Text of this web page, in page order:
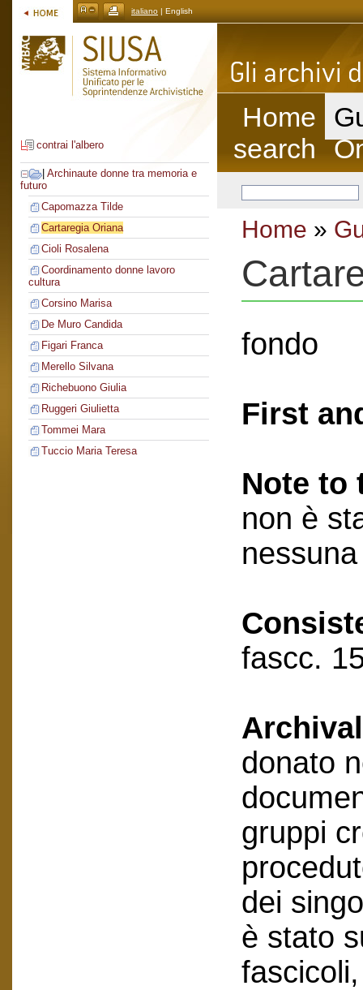
italiano | English
contrai l'albero
Archinaute donne tra memoria e
futuro
Capomazza Tilde
Cartaregia Oriana
Cioli Rosalena
Coordinamento donne lavoro
cultura
Corsino Marisa
De Muro Candida
Figari Franca
Merello Silvana
Richebuono Giulia
Ruggeri Giulietta
Tommei Mara
Tuccio Maria Teresa
Home
search
Home »
fondo
First
Note to
non è
fascc.
donato
gruppi
dei
è stato